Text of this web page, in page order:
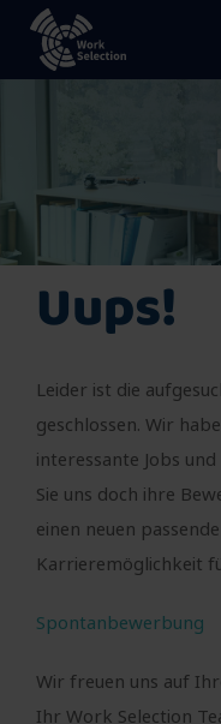
Uups!
Leider ist die
geschlossen. Wir
interessante Jobs
Sie uns doch ihre
einen neuen
Karrieremöglichkeit
Spontanbewerbung
Wir freuen uns auf
Ihr Work Selection